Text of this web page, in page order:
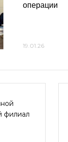
операции
19.01.26
филиал